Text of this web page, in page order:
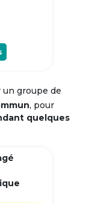
un groupe de
, pour
quelques